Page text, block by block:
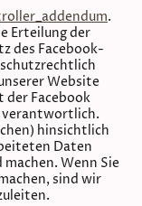
.
Erteilung der
des Facebook-
Website
Facebook
verantwortlich.
hinsichtlich
Daten
Wenn Sie
sind wir